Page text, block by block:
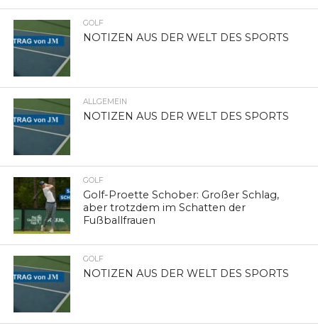
GOLF
NOTIZEN AUS DER WELT DES SPORTS
ALLGEMEIN
NOTIZEN AUS DER WELT DES SPORTS
GOLF
Golf-Proette Schober: Großer Schlag,
aber trotzdem im Schatten der
Fußballfrauen
GOLF
NOTIZEN AUS DER WELT DES SPORTS